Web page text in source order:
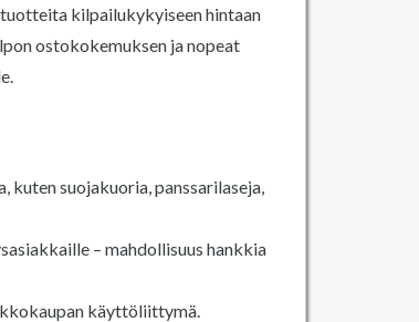
kilpailukykyiseen hintaan
ostokokemuksen ja nopeat
suojakuoria, panssarilaseja,
– mahdollisuus hankkia
käyttöliittymä.